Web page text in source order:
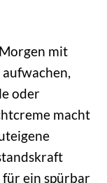
mit
oder
macht
für ein spürbar